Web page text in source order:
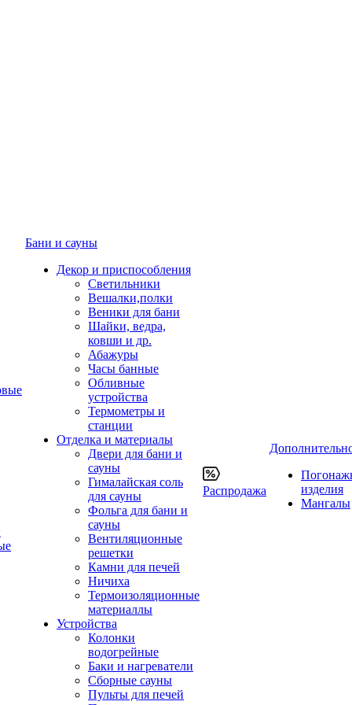
Бани и сауны
Декор и приспособления
Светильники
Вешалки,полки
Веники для бани
Шайки, ведра,
ковши и др.
Абажуры
Часы банные
Обливные
устройства
Термометры и
станции
Отделка и материалы
Двери для бани и
сауны
Гималайская соль
для сауны
Фольга для бани и
сауны
Вентиляционные
решетки
Камни для печей
Ничиха
Термоизоляционные
материаллы
Устройства
Колонки
водогрейные
Баки и нагреватели
Сборные сауны
Пульты для печей
Распродажа
изделия
Мангалы